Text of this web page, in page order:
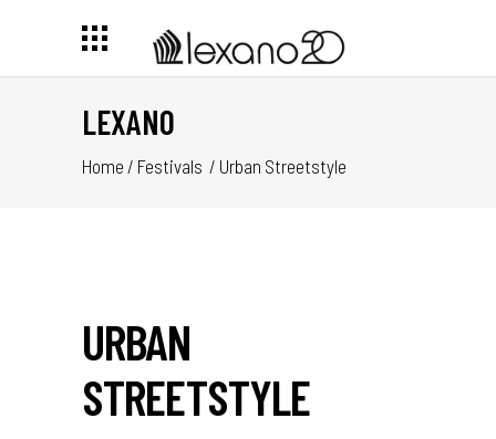
LEXANO
Home / Festivals / Urban Streetstyle
URBAN
STREETSTYLE